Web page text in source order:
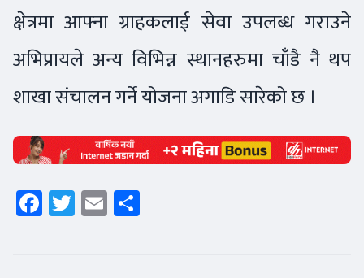
क्षेत्रमा आफ्ना ग्राहकलाई सेवा उपलब्ध गराउने
अभिप्रायले अन्य विभिन्न स्थानहरुमा चाँडै नै थप
शाखा संचालन गर्ने योजना अगाडि सारेको छ ।
Facebook
Twitter
Email